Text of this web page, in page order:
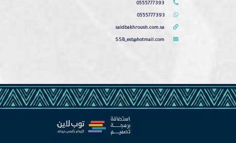
0555777393
0555777393
saidbakhroush.com.sa
SSB_est@hotmail.com